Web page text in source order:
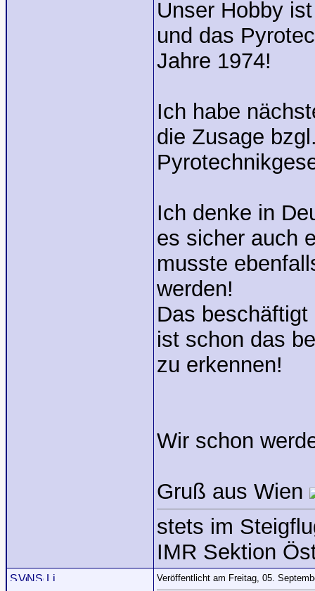
Unser Hobby
und das
Jahre 1974!
Ich habe
die Zusage
Ich denke in
es sicher auch
musste
werden!
Das
ist schon das
zu erkennen!
Wir schon
Gruß aus Wien
stets im
IMR Sektion
Veröffentlicht am Freitag, 05.